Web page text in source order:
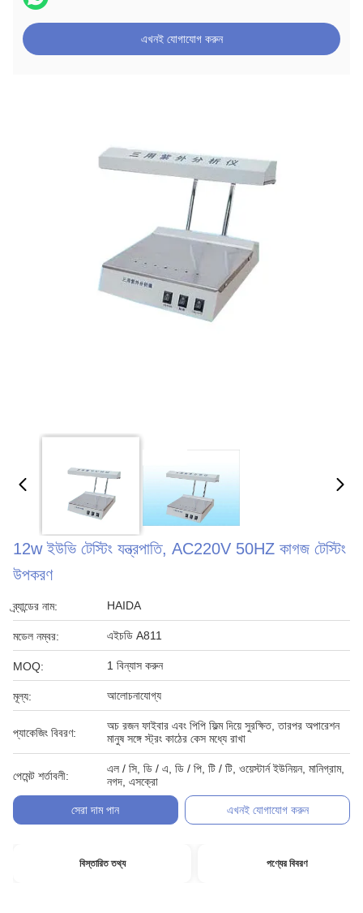
এখনই যোগাযোগ করুন
12w ইউভি টেস্টিং যন্ত্রপাতি, AC220V 50HZ কাগজ টেস্টিং
উপকরণ
ব্র্যান্ডের নাম: HAIDA
মডেল নম্বর: এইচডি A811
MOQ: 1 বিন্যাস করুন
মূল্য: আলোচনাযোগ্য
প্যাকেজিং বিবরণ:
অচ রজন ফাইবার এবং পিপি ফিল্ম দিয়ে সুরক্ষিত, তারপর অপারেশন
মানুষ সঙ্গে স্ট্রং কাঠের কেস মধ্যে রাখা
পেমেন্ট শর্তাবলী:
এল / সি, ডি / এ, ডি / পি, টি / টি, ওয়েস্টার্ন ইউনিয়ন, মানিগ্রাম,
নগদ, এসক্রো
সেরা দাম পান এখনই যোগাযোগ করুন
বিস্তারিত তথ্য পণ্যের বিবরণ